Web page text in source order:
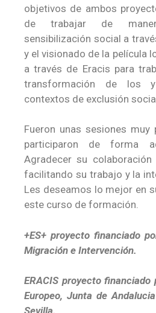
objetivos de ambos
de trabajar de
sensibilización social a
y el visionado de la película
a través de Eracis para
transformación de los
contextos de exclusión
Fueron unas sesiones muy
participaron de forma
Agradecer su
facilitando su trabajo y la
Les deseamos lo mejor en
este curso de formación.
+ES+ proyecto financiado
Migración e Intervención.
ERACIS proyecto financiado
Europeo, Junta de
Sevilla.